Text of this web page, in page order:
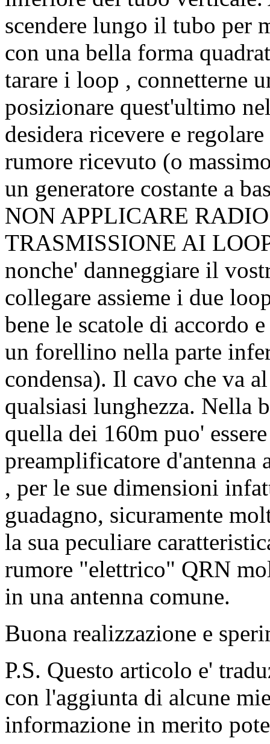
scendere lungo il tubo per
con una bella forma
tarare i loop , connetterne
posizionare quest'ultimo
desidera ricevere e
rumore ricevuto (o
un generatore costante a
NON APPLICARE
TRASMISSIONE AI
nonche' danneggiare il
collegare assieme i due
bene le scatole di accordo
un forellino nella parte
condensa). Il cavo che va
qualsiasi lunghezza. Nella
quella dei 160m puo'
preamplificatore d'antenna
, per le sue dimensioni
guadagno, sicuramente
la sua peculiare
rumore "elettrico" QRN
in una antenna comune.
Buona realizzazione e
P.S. Questo articolo e'
con l'aggiunta di alcune
informazione in merito